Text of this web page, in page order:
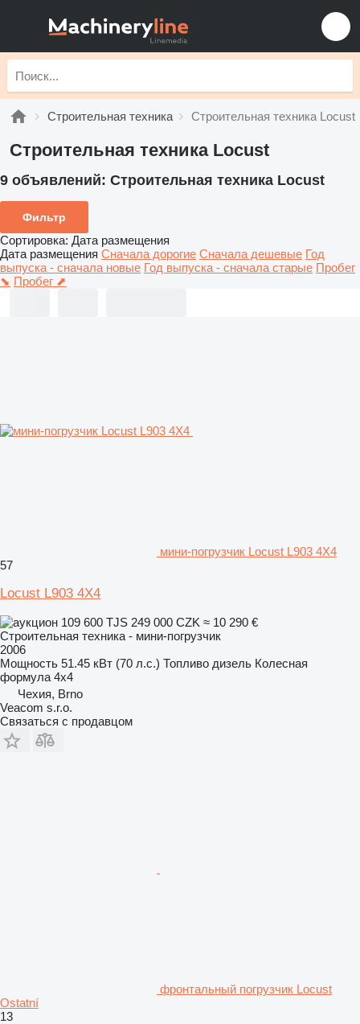
Строительная техника Строительная техника Locust
Строительная техника Locust
9 объявлений: Строительная техника Locust
Фильтр
Сортировка: Дата размещения
Дата размещения Сначала дорогие Сначала дешевые Год
выпуска - сначала новые Год выпуска - сначала старые Пробег
⬊ Пробег ⬈
мини-погрузчик Locust L903 4X4
57
Locust L903 4X4
109 600 TJS 249 000 CZK ≈ 10 290 €
Строительная техника - мини-погрузчик
2006
Мощность 51.45 кВт (70 л.с.) Топливо дизель Колесная
формула 4x4
Чехия, Brno
Veacom s.r.o.
Связаться с продавцом
фронтальный погрузчик Locust
Ostatní
13